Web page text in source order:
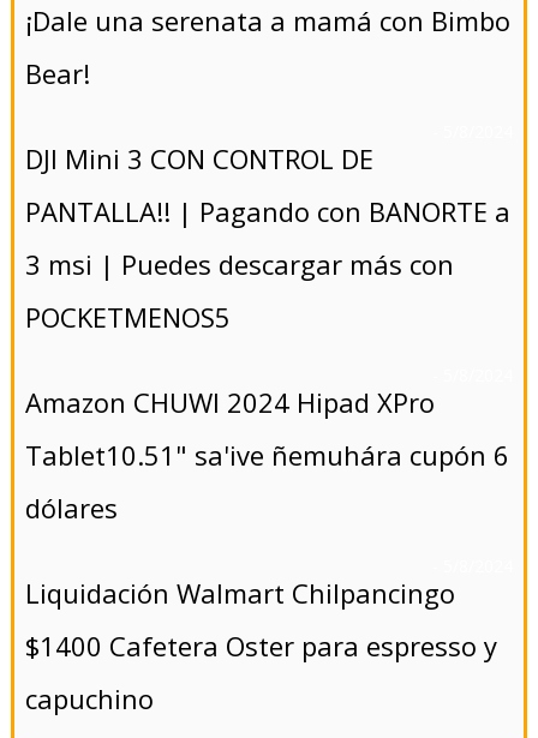
¡Dale una serenata a mamá con Bimbo
Bear!
DJI Mini 3 CON CONTROL DE
PANTALLA!! | Pagando con BANORTE a
3 msi | Puedes descargar más con
POCKETMENOS5
Amazon CHUWI 2024 Hipad XPro
Tablet10.51" sa'ive ñemuhára cupón 6
dólares
Liquidación Walmart Chilpancingo
$1400 Cafetera Oster para espresso y
capuchino